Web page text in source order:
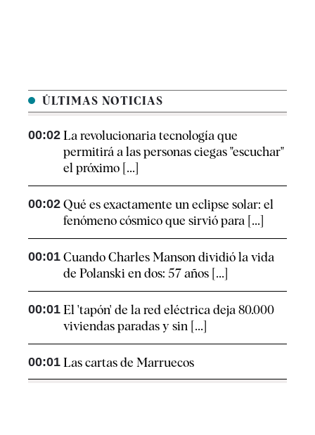
ÚLTIMAS NOTICIAS
00:02 La revolucionaria tecnología que
permitirá a las personas ciegas "escuchar"
el próximo [...]
00:02 Qué es exactamente un eclipse solar: el
fenómeno cósmico que sirvió para [...]
00:01 Cuando Charles Manson dividió la vida
de Polanski en dos: 57 años [...]
00:01 El 'tapón' de la red eléctrica deja 80.000
viviendas paradas y sin [...]
00:01 Las cartas de Marruecos